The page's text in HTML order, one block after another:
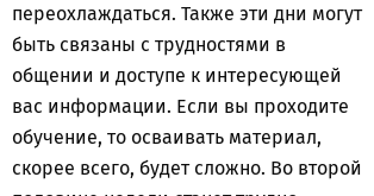
переохлаждаться. Также эти дни могут
быть связаны с трудностями в
общении и доступе к интересующей
вас информации. Если вы проходите
обучение, то осваивать материал,
скорее всего, будет сложно. Во второй